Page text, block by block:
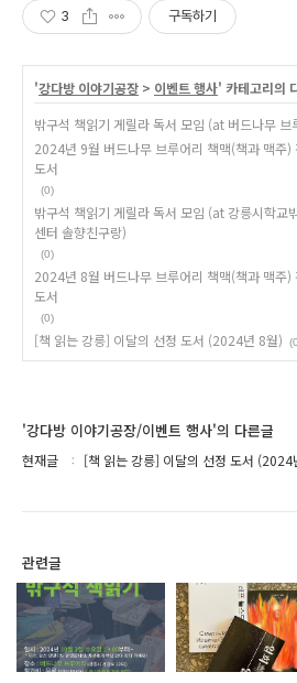
3 구독하기
'강다방 이야기공장 > 이벤트 행사' 카테고리의
밖구석 책읽기 게릴라 독서 모임 (at 버드나무 브
2024년 9월 버드나무 브루어리 책맥(책과 맥주)
도서
(0)
밖구석 책읽기 게릴라 독서 모임 (at 강릉시학교
센터 솔향친구랑)
(0)
2024년 8월 버드나무 브루어리 책맥(책과 맥주)
도서
(0)
[책 읽는 강릉] 이달의 선정 도서 (2024년 8월)
'강다방 이야기공장/이벤트 행사'의 다른글
현재글 [책 읽는 강릉] 이달의 선정 도서 (2024
관련글